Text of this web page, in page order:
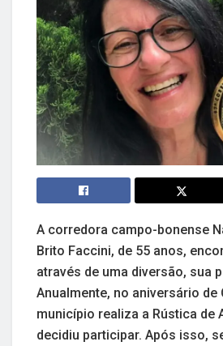
A corredora campo-bonense
Brito Faccini, de 55 anos,
através de uma diversão, sua
Anualmente, no aniversário de
município realiza a Rústica de
decidiu participar. Após isso,